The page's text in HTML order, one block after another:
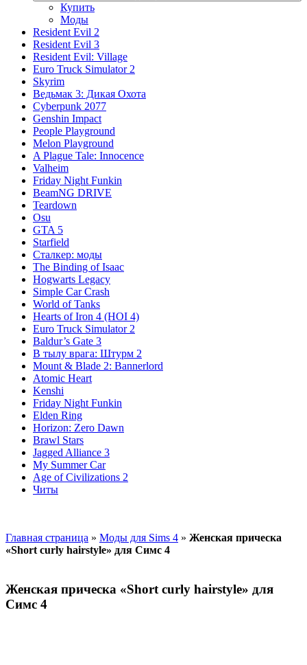
Купить
Моды
Resident Evil 2
Resident Evil 3
Resident Evil: Village
Euro Truck Simulator 2
Skyrim
Ведьмак 3: Дикая Охота
Cyberpunk 2077
Genshin Impact
People Playground
Melon Playground
A Plague Tale: Innocence
Valheim
Friday Night Funkin
BeamNG DRIVE
Teardown
Osu
GTA 5
Starfield
Сталкер: моды
The Binding of Isaac
Hogwarts Legacy
Simple Car Crash
World of Tanks
Hearts of Iron 4 (HOI 4)
Euro Truck Simulator 2
Baldur’s Gate 3
В тылу врага: Штурм 2
Mount & Blade 2: Bannerlord
Atomic Heart
Kenshi
Friday Night Funkin
Elden Ring
Horizon: Zero Dawn
Brawl Stars
Jagged Alliance 3
My Summer Car
Age of Civilizations 2
Читы
Главная страница » Моды для Sims 4 » Женская прическа
«Short curly hairstyle» для Симс 4
Женская прическа «Short curly hairstyle» для
Симс 4